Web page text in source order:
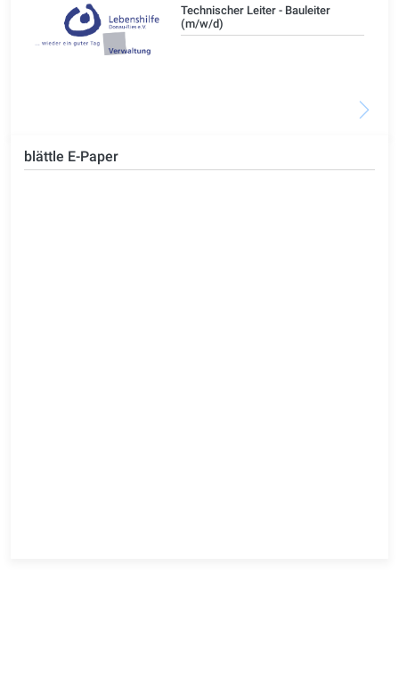
Technischer Leiter - Bauleiter
(m/w/d)
blättle E-Paper